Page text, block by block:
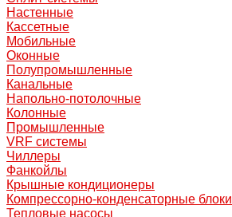
Настенные
Кассетные
Мобильные
Оконные
Полупромышленные
Канальные
Напольно-потолочные
Колонные
Промышленные
VRF системы
Чиллеры
Фанкойлы
Крышные кондиционеры
Компрессорно-конденсаторные блоки
Тепловые насосы